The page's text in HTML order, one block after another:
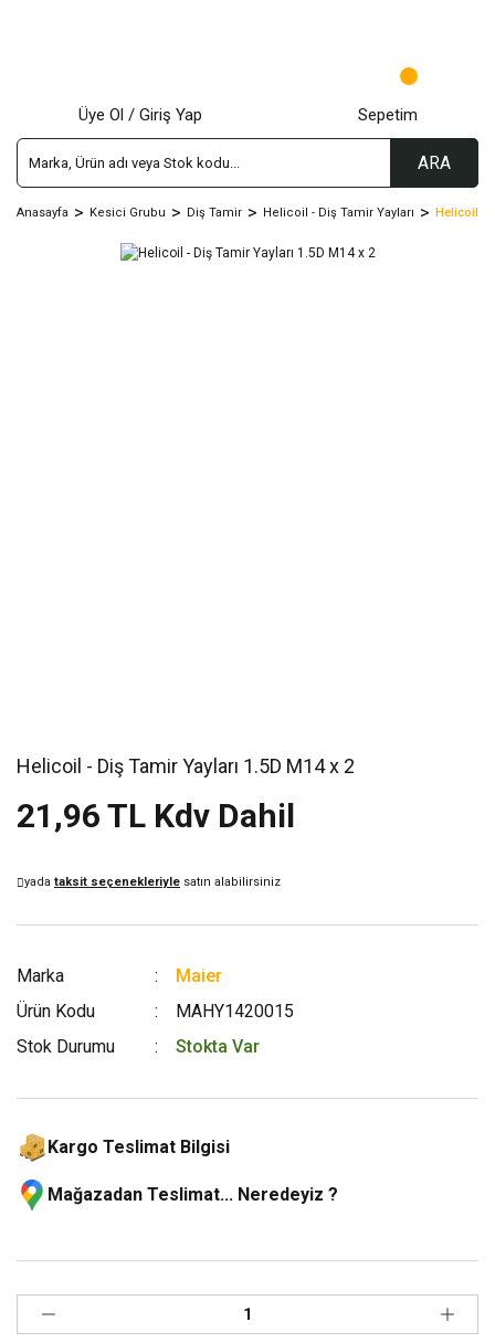
ARA
Üye Ol / Giriş Yap Sepetim
Anasayfa Kesici Grubu Diş Tamir Helicoil - Diş Tamir Yayları Helicoil -
Helicoil - Diş Tamir Yayları 1.5D M14 x 2
21,96 TL Kdv Dahil
yada taksit seçenekleriyle satın alabilirsiniz
Marka
Maier
Ürün Kodu
MAHY1420015
Stok Durumu
Stokta Var
Kargo Teslimat Bilgisi
Mağazadan Teslimat... Neredeyiz ?